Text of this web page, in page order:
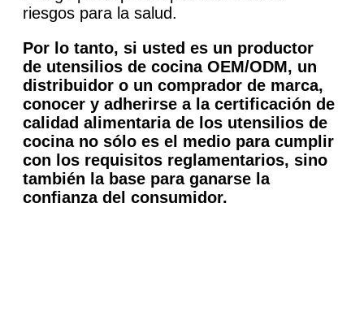
riesgos para la salud.
Por lo tanto, si usted es un productor
de utensilios de cocina OEM/ODM, un
distribuidor o un comprador de marca,
conocer y adherirse a la certificación de
calidad alimentaria de los utensilios de
cocina no sólo es el medio para cumplir
con los requisitos reglamentarios, sino
también la base para ganarse la
confianza del consumidor.